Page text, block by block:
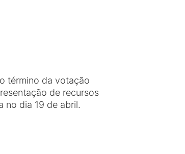
término da votação
de recursos
no dia 19 de abril.